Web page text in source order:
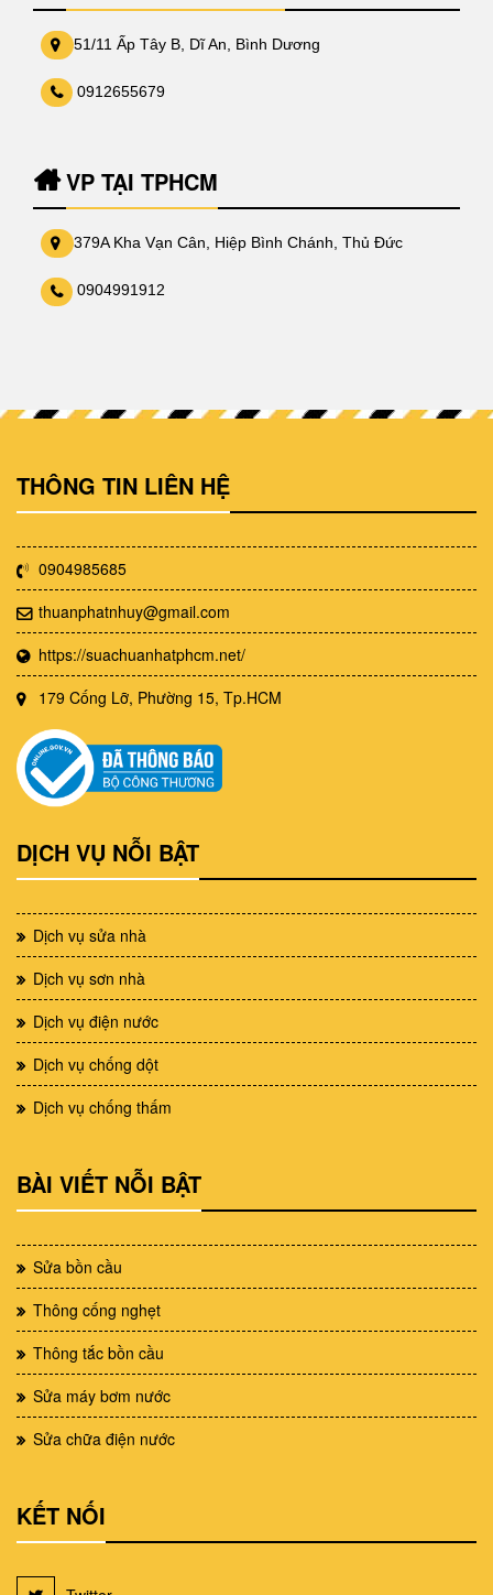
51/11 Ấp Tây B, Dĩ An, Bình Dương
0912655679
VP TẠI TPHCM
379A Kha Vạn Cân, Hiệp Bình Chánh, Thủ Đức
0904991912
THÔNG TIN LIÊN HỆ
0904985685
thuanphatnhuy@gmail.com
https://suachuanhatphcm.net/
179 Cống Lỡ, Phường 15, Tp.HCM
DỊCH VỤ NỖI BẬT
Dịch vụ sửa nhà
Dịch vụ sơn nhà
Dịch vụ điện nước
Dịch vụ chống dột
Dịch vụ chống thấm
BÀI VIẾT NỖI BẬT
Sửa bồn cầu
Thông cống nghẹt
Thông tắc bồn cầu
Sửa máy bơm nước
Sửa chữa điện nước
KẾT NỐI